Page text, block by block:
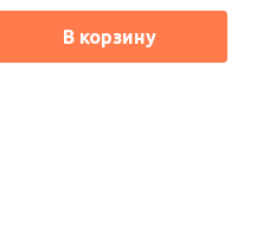
В корзину